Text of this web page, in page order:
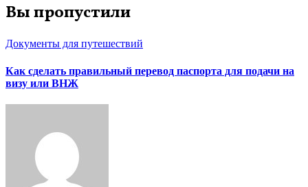
Вы пропустили
Документы для путешествий
Как сделать правильный перевод паспорта для подачи на
визу или ВНЖ